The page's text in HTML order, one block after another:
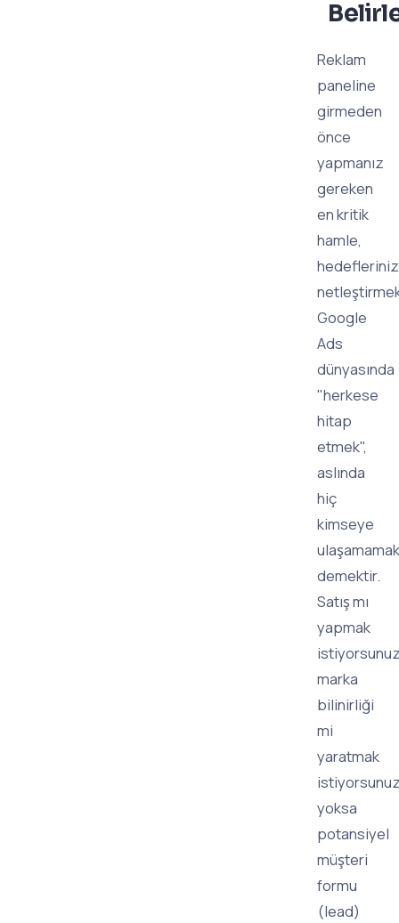
Reklam
paneline
girmeden
önce
yapmanız
gereken
en kritik
hamle,
Google
Ads
dünyasında
"herkese
hitap
etmek",
aslında
hiç
kimseye
ulaşamamak
demektir.
Satış mı
yapmak
marka
bilinirliği
mi
yaratmak
yoksa
potansiyel
müşteri
formu
(lead)